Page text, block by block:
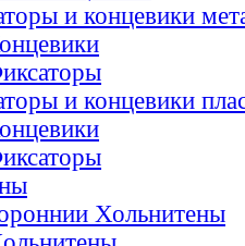
и концевики
и концевики
Хольнитены